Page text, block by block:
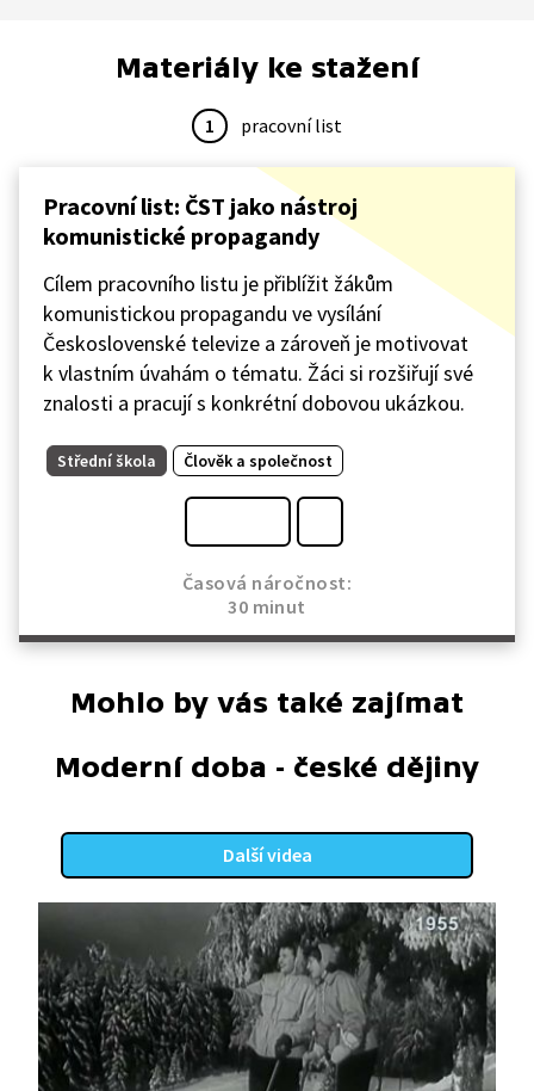
Materiály ke stažení
1 pracovní list
Pracovní list: ČST jako nástroj
komunistické propagandy
Cílem pracovního listu je přiblížit žákům
komunistickou propagandu ve vysílání
Československé televize a zároveň je motivovat
k vlastním úvahám o tématu. Žáci si rozšiřují své
znalosti a pracují s konkrétní dobovou ukázkou.
Střední škola Člověk a společnost
Časová náročnost:
30 minut
Mohlo by vás také zajímat
Moderní doba - české dějiny
Další videa